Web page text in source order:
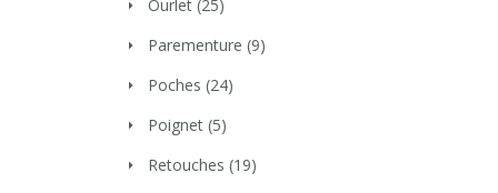
Ourlet (25)
Parementure (9)
Poches (24)
Poignet (5)
Retouches (19)